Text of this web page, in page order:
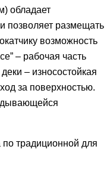
обладает
позволяет размещать
возможность
– рабочая часть
– износостойкая
за поверхностью.
традиционной для